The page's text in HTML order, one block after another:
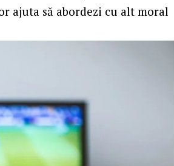
ajuta să abordezi cu alt moral